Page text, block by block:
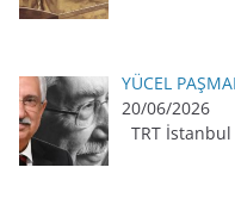
YÜCEL
20/06/2026
TRT